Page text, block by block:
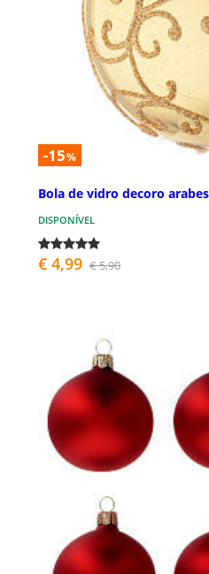
-15%
Bola de vidro decoro
DISPONÍVEL
€ 4,99 € 5,90